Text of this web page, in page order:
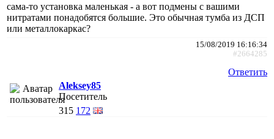
сама-то установка маленькая - а вот подмены с вашими
нитратами понадобятся большие. Это обычная тумба из ДСП
или металлокаркас?
15/08/2019 16:16:34
#2664285
Ответить
Aleksey85
Посетитель
315 172